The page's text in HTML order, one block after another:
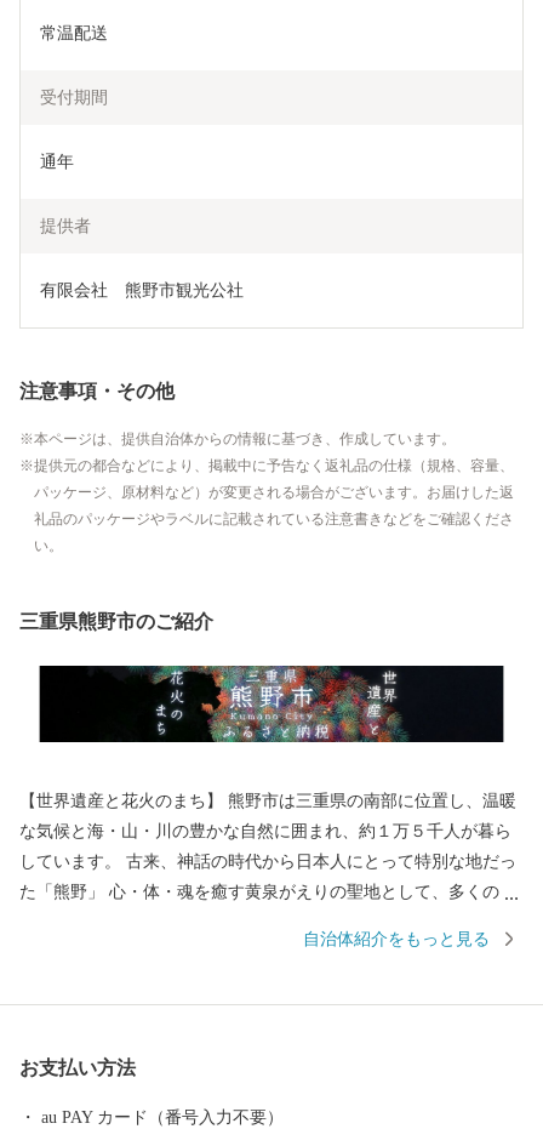
常温配送
受付期間
通年
提供者
有限会社　熊野市観光公社
注意事項・その他
本ページは、提供自治体からの情報に基づき、作成しています。
提供元の都合などにより、掲載中に予告なく返礼品の仕様（規格、容量、
パッケージ、原材料など）が変更される場合がございます。お届けした返
礼品のパッケージやラベルに記載されている注意書きなどをご確認くださ
い。
三重県熊野市のご紹介
【世界遺産と花火のまち】 熊野市は三重県の南部に位置し、温暖
な気候と海・山・川の豊かな自然に囲まれ、約１万５千人が暮ら
しています。 古来、神話の時代から日本人にとって特別な地だっ
た「熊野」 心・体・魂を癒す黄泉がえりの聖地として、多くの
「熊野古道」 海を見下ろすような巨岩の「獅子岩」 日本最古の神
余年もの伝統を誇り、約１万発の大迫力の花火や 世界遺産に轟く
音と光を楽しもうと 全国から多くの人が訪れます。
自治体紹介をもっと見る
お支払い方法
au PAY カード（番号入力不要）